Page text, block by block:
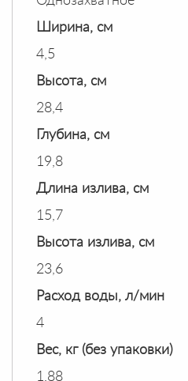
Ширина, см
4,5
Высота, см
28,4
Глубина, см
19,8
Длина излива, см
15,7
Высота излива, см
23,6
Расход воды, л/мин
4
Вес, кг (без упаковки)
1,88